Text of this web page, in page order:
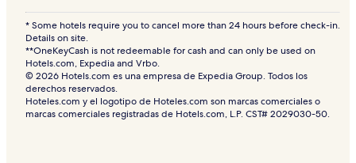
* Some hotels require you to cancel more than 24 hours before check-in.
Details on site.
**OneKeyCash is not redeemable for cash and can only be used on
Hotels.com, Expedia and Vrbo.
© 2026 Hotels.com es una empresa de Expedia Group. Todos los
derechos reservados.
Hoteles.com y el logotipo de Hoteles.com son marcas comerciales o
marcas comerciales registradas de Hotels.com, L.P. CST# 2029030-50.